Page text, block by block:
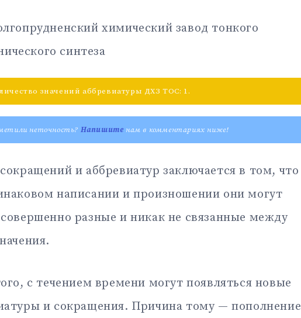
химический завод тонкого
синтеза
значений аббревиатуры ДХЗ ТОС: 1.
неточность? Напишитенам в комментариях ниже!
и аббревиатур заключается в том, что
написании и произношении они могут
разные и никак не связанные между
с течением времени могут появляться новые
и сокращения. Причина тому — пополнение